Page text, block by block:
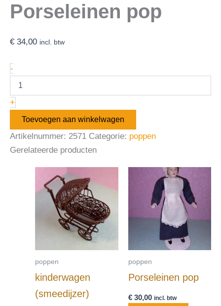
Porseleinen pop
€ 34,00 incl. btw
-
+
Toevoegen aan winkelwagen
Artikelnummer: 2571 Categorie: poppen
Gerelateerde producten
poppen
kinderwagen
(smeedijzer)
poppen
Porseleinen pop
€30,00 incl. btw